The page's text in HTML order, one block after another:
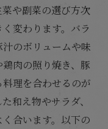
や副菜の選び方次
変わります。バラ
のボリュームや味
肉の照り焼き、豚
理を合わせるのが
和え物やサラダ、
合います。以下の